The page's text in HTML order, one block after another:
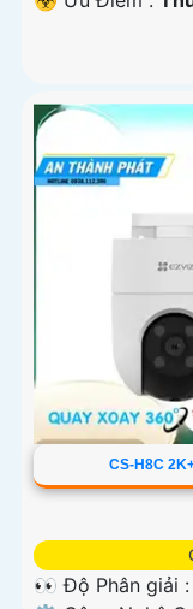
CS-H8C
👀 Độ Phân giải :